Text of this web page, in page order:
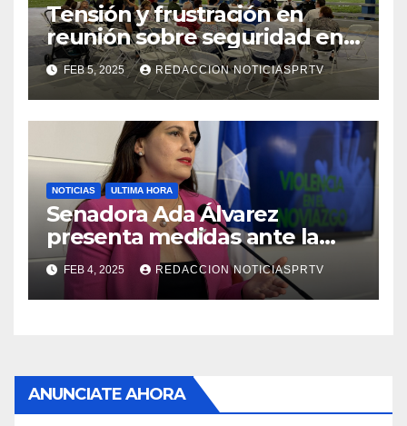
Tensión y frustración en
reunión sobre seguridad en
Reparto Metropolitano
FEB 5, 2025 REDACCION NOTICIASPRTV
NOTICIAS ULTIMA HORA
Senadora Ada Álvarez
presenta medidas ante la
violencia en el noviazgo
FEB 4, 2025 REDACCION NOTICIASPRTV
ANUNCIATE AHORA